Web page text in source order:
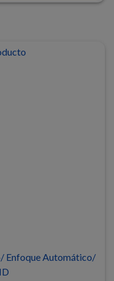
Enfoque Automático/